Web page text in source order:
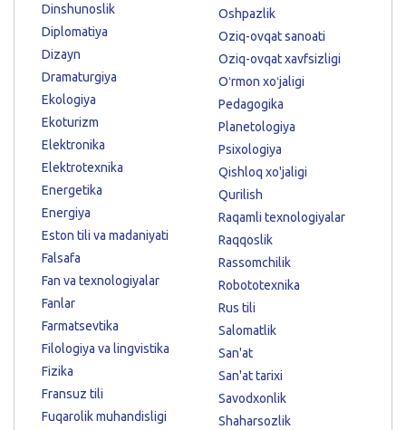
Dinshunoslik
Diplomatiya
Dizayn
Dramaturgiya
Ekologiya
Ekoturizm
Elektronika
Elektrotexnika
Energetika
Energiya
Eston tili va madaniyati
Falsafa
Fan va texnologiyalar
Fanlar
Farmatsevtika
Filologiya va lingvistika
Fizika
Fransuz tili
Fuqarolik muhandisligi
Oshpazlik
Oziq-ovqat sanoati
Oziq-ovqat xavfsizligi
Oʻrmon xoʻjaligi
Pedagogika
Planetologiya
Psixologiya
Qishloq xo'jaligi
Qurilish
Raqamli texnologiyalar
Raqqoslik
Rassomchilik
Robototexnika
Rus tili
Salomatlik
San'at
San'at tarixi
Savodxonlik
Shaharsozlik